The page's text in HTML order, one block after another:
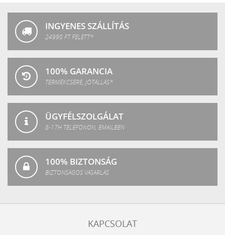
INGYENES SZÁLLÍTÁS
24990 FT FELETT*
100% GARANCIA
TERMÉKCSERE, JÓTÁLLÁS*
ÜGYFÉLSZOLGÁLAT
8-17H TELEFONON, EMAILBEN
100% BIZTONSÁG
BIZTONSÁGOS VÁSÁRLÁS
KAPCSOLAT